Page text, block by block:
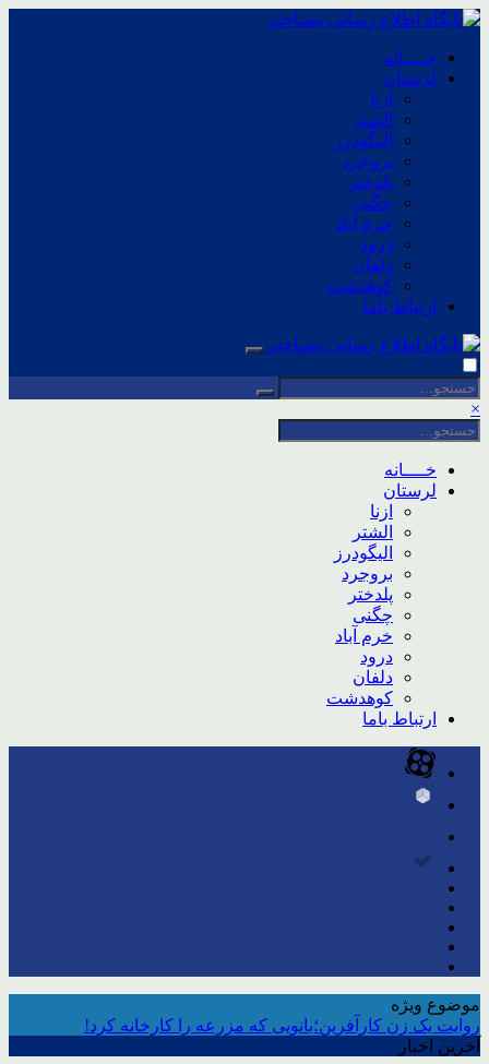
خــــانه
لرستان
ازنا
الشتر
الیگودرز
بروجرد
پلدختر
چگنی
خرم آباد
درود
دلفان
کوهدشت
ارتباط باما
×
خــــانه
لرستان
ازنا
الشتر
الیگودرز
بروجرد
پلدختر
چگنی
خرم آباد
درود
دلفان
کوهدشت
ارتباط باما
موضوع ویژه
روایت یک زن کارآفرین؛بانویی که مزرعه را کارخانه کرد!
آخرین اخبار